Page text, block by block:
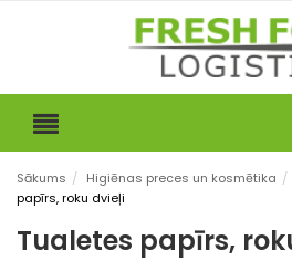
Sākums / Higiēnas preces un kosmētika /
papīrs, roku dvieļi
Tualetes papīrs,